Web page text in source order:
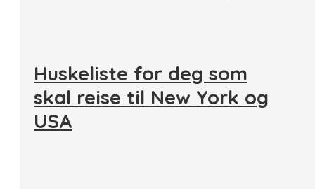
Huskeliste for deg som
skal reise til New York og
USA